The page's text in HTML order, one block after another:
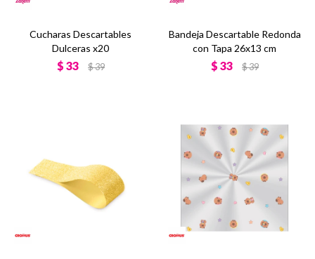
Cucharas Descartables
Dulceras x20
$ 33 $39
Bandeja Descartable Redonda
con Tapa 26x13 cm
$ 33 $39